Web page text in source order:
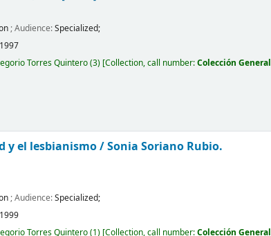
; Audience:Specialized;
1997
Torres Quintero(3) Collection, call number:Colección General
y el lesbianismo /Sonia Soriano Rubio.
; Audience:Specialized;
1999
Torres Quintero(1) Collection, call number:Colección General